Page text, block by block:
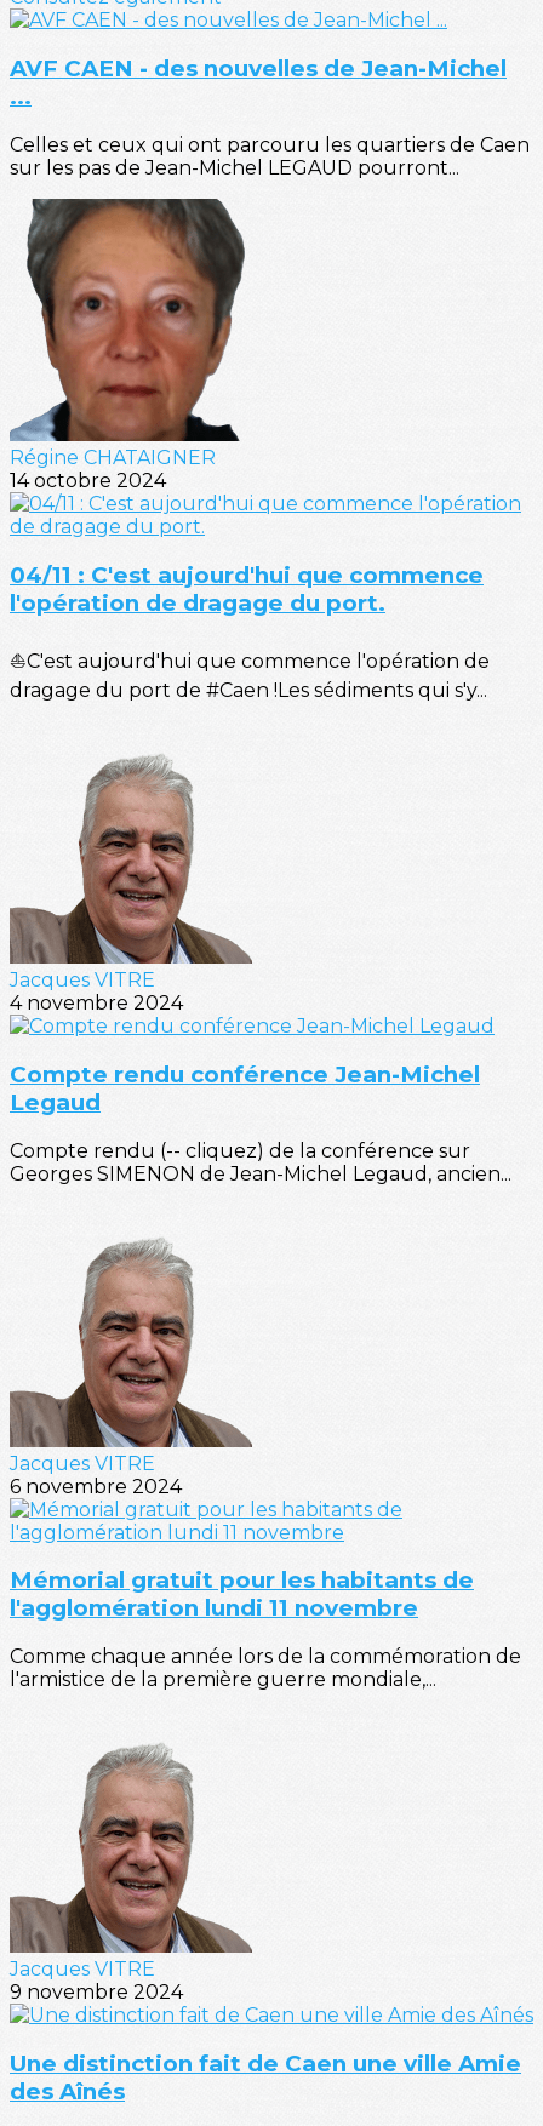
AVF CAEN - des nouvelles de Jean-Michel
...
Celles et ceux qui ont parcouru les quartiers de Caen
sur les pas de Jean-Michel LEGAUD pourront...
Régine CHATAIGNER
14 octobre 2024
04/11 : C'est aujourd'hui que commence
l'opération de dragage du port.
⛵C'est aujourd'hui que commence l'opération de
dragage du port de #Caen !Les sédiments qui s'y...
Jacques VITRE
4 novembre 2024
Compte rendu conférence Jean-Michel
Legaud
Compte rendu (-- cliquez) de la conférence sur
Georges SIMENON de Jean-Michel Legaud, ancien...
Jacques VITRE
6 novembre 2024
Mémorial gratuit pour les habitants de
l'agglomération lundi 11 novembre
Comme chaque année lors de la commémoration de
l'armistice de la première guerre mondiale,...
Jacques VITRE
9 novembre 2024
Une distinction fait de Caen une ville Amie
des Aînés